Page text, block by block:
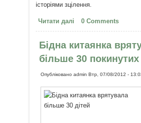
історіями зцілення.
Читати далі про Неможливо
і ходити засмученим
0 Comments
Бідна китаянка
більше 30 покинутих
Опублікованоadmin Втр, 07/08/2012 -